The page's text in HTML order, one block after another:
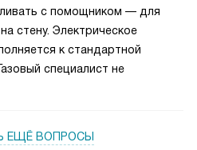
с помощником — для
стену. Электрическое
к стандартной
специалист не
ЕЩЁ ВОПРОСЫ